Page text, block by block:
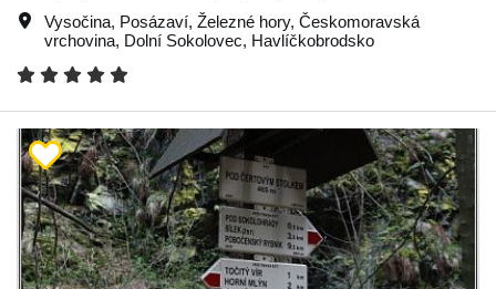
Vysočina, Posázaví, Železné hory, Českomoravská
vrchovina, Dolní Sokolovec, Havlíčkobrodsko